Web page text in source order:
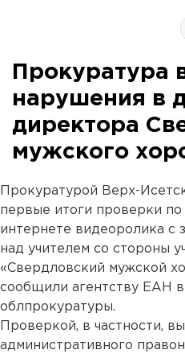
Прокуратура
нарушения в
директора
мужского
Прокуратурой Верх-
первые итоги проверки
интернете видеоролика с
над учителем со стороны
«Свердловский мужской
сообщили агентству ЕАН
облпрокуратуры.
Проверкой, в частности,
административного